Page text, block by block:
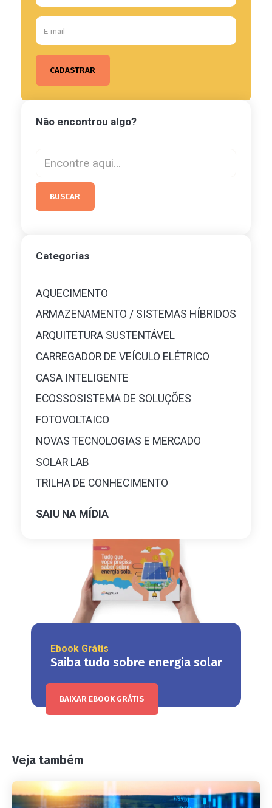
Não encontrou algo?
Categorias
AQUECIMENTO
ARMAZENAMENTO / SISTEMAS HÍBRIDOS
ARQUITETURA SUSTENTÁVEL
CARREGADOR DE VEÍCULO ELÉTRICO
CASA INTELIGENTE
ECOSSOSISTEMA DE SOLUÇÕES
FOTOVOLTAICO
NOVAS TECNOLOGIAS E MERCADO
SOLAR LAB
TRILHA DE CONHECIMENTO
SAIU NA MÍDIA
Ebook Grátis
Saiba tudo sobre energia solar
BAIXAR EBOOK GRÁTIS
Veja também